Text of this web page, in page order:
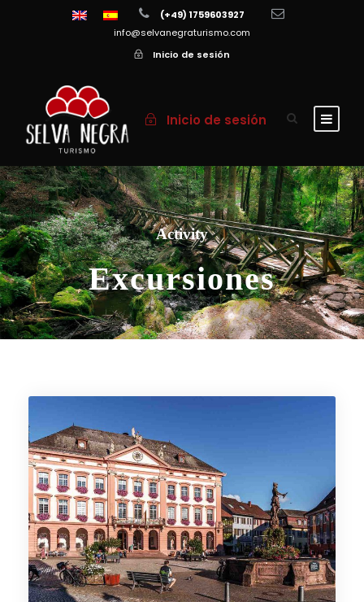
(+49) 1759603927
info@selvanegraturismo.com
Inicio de sesión
Inicio de sesión
Activity
Excursiones